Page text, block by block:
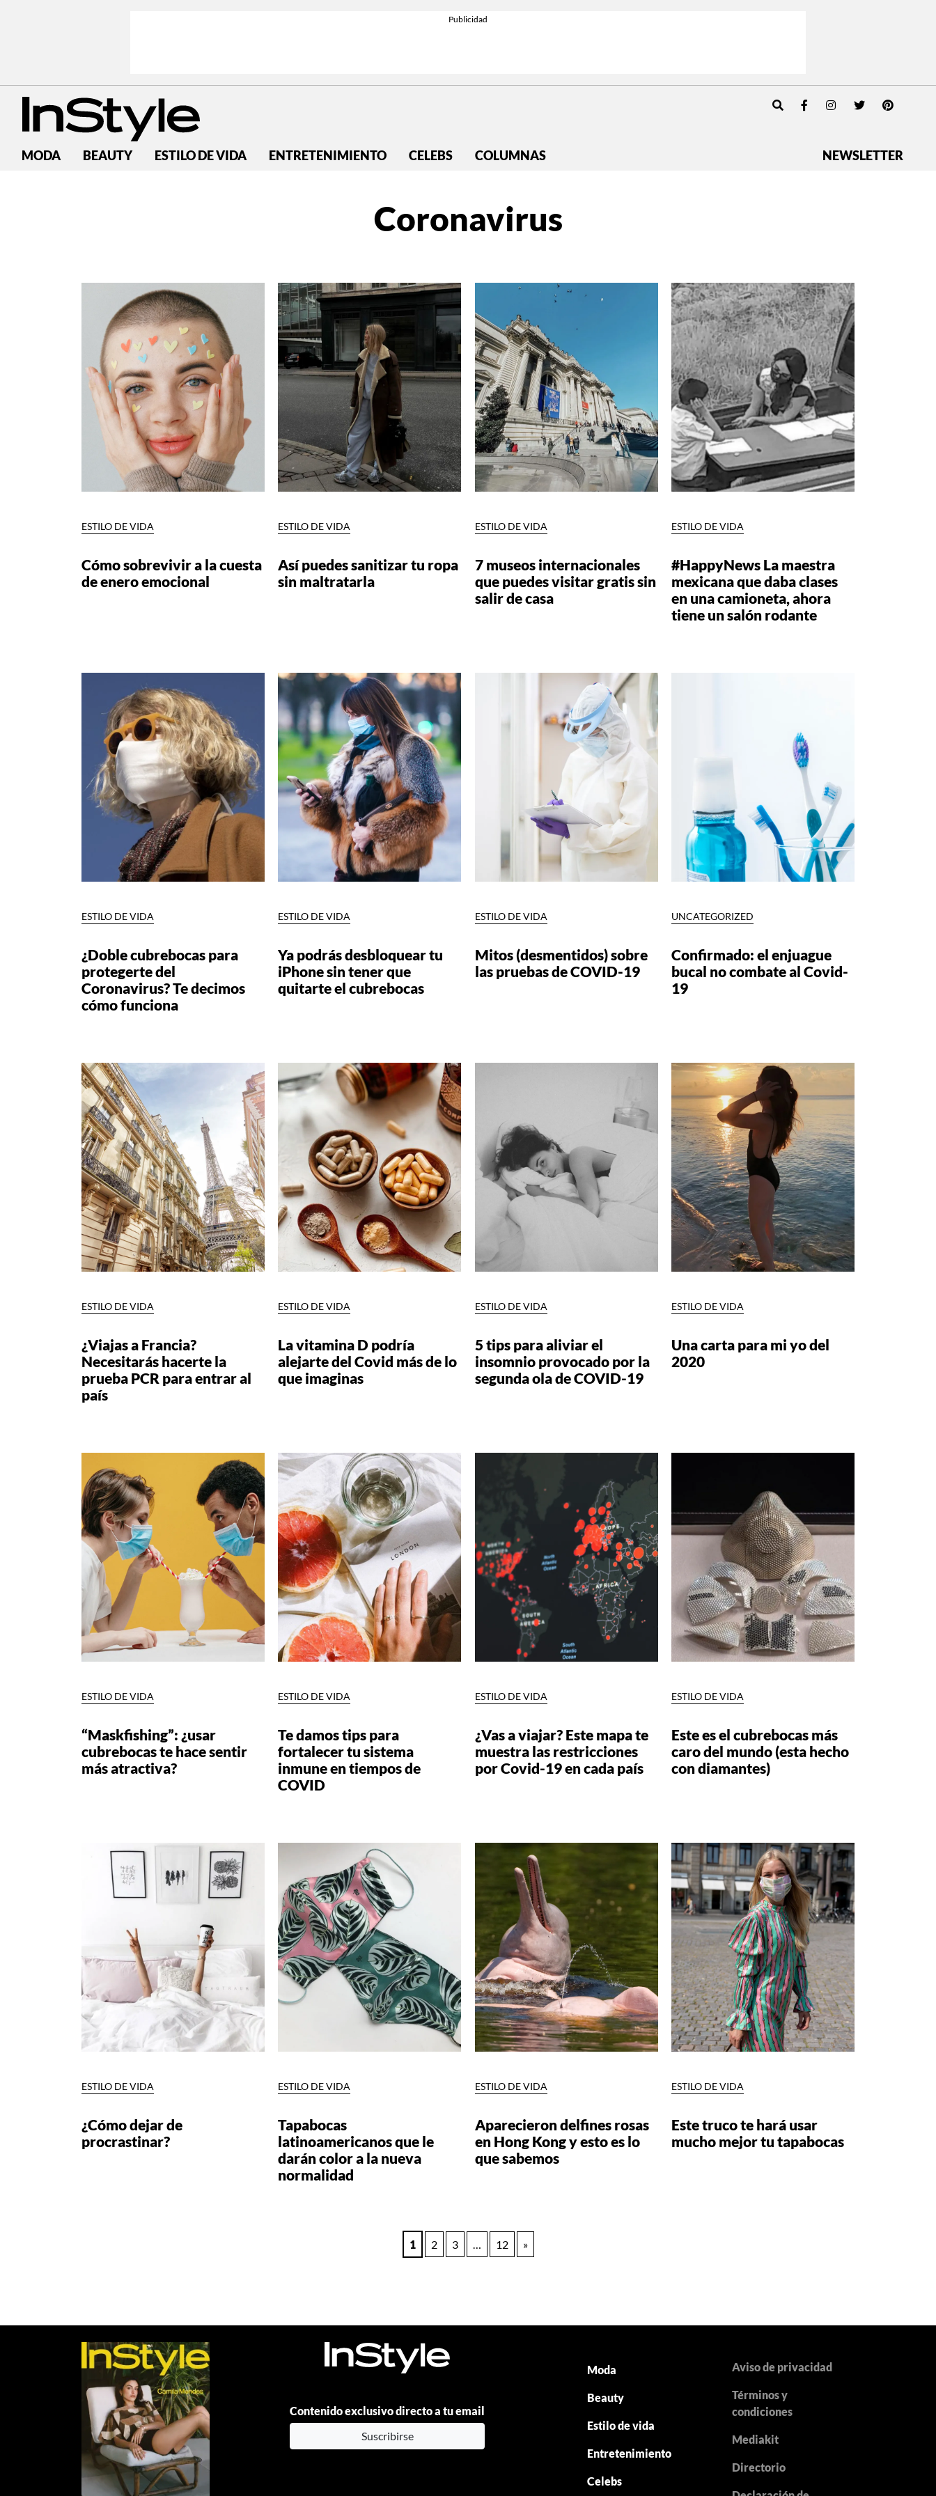
MODA BEAUTY ESTILO DE VIDA ENTRETENIMIENTO CELEBS COLUMNAS NEWSLETTER
Coronavirus
ESTILO DE VIDA
Cómo sobrevivir a la cuesta
de enero emocional
ESTILO DE VIDA
Así puedes sanitizar tu ropa
sin maltratarla
ESTILO DE VIDA
7 museos internacionales
que puedes visitar gratis sin
salir de casa
ESTILO DE VIDA
#HappyNews La maestra
mexicana que daba clases
en una camioneta, ahora
tiene un salón rodante
ESTILO DE VIDA
¿Doble cubrebocas para
protegerte del
Coronavirus? Te decimos
cómo funciona
ESTILO DE VIDA
Ya podrás desbloquear tu
iPhone sin tener que
quitarte el cubrebocas
ESTILO DE VIDA
Mitos (desmentidos) sobre
las pruebas de COVID-19
UNCATEGORIZED
Confirmado: el enjuague
bucal no combate al Covid-
19
ESTILO DE VIDA
¿Viajas a Francia?
Necesitarás hacerte la
prueba PCR para entrar al
país
ESTILO DE VIDA
La vitamina D podría
alejarte del Covid más de lo
que imaginas
ESTILO DE VIDA
5 tips para aliviar el
insomnio provocado por la
segunda ola de COVID-19
ESTILO DE VIDA
Una carta para mi yo del
2020
ESTILO DE VIDA
“Maskfishing”: ¿usar
cubrebocas te hace sentir
más atractiva?
ESTILO DE VIDA
Te damos tips para
fortalecer tu sistema
inmune en tiempos de
COVID
ESTILO DE VIDA
¿Vas a viajar? Este mapa te
muestra las restricciones
por Covid-19 en cada país
ESTILO DE VIDA
Este es el cubrebocas más
caro del mundo (esta hecho
con diamantes)
ESTILO DE VIDA
¿Cómo dejar de
procrastinar?
ESTILO DE VIDA
Tapabocas
latinoamericanos que le
darán color a la nueva
normalidad
ESTILO DE VIDA
Aparecieron delfines rosas
en Hong Kong y esto es lo
que sabemos
ESTILO DE VIDA
Este truco te hará usar
mucho mejor tu tapabocas
1 2 3 … 12 »
Contenido exclusivo directo a tu email
Suscribirse
Moda
Beauty
Estilo de vida
Entretenimiento
Celebs
Aviso de privacidad
Términos y
condiciones
Mediakit
Directorio